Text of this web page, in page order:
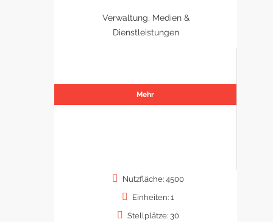
Verwaltung, Medien &
Dienstleistungen
Mehr
Nutzfläche: 4500
Einheiten: 1
Stellplätze: 30